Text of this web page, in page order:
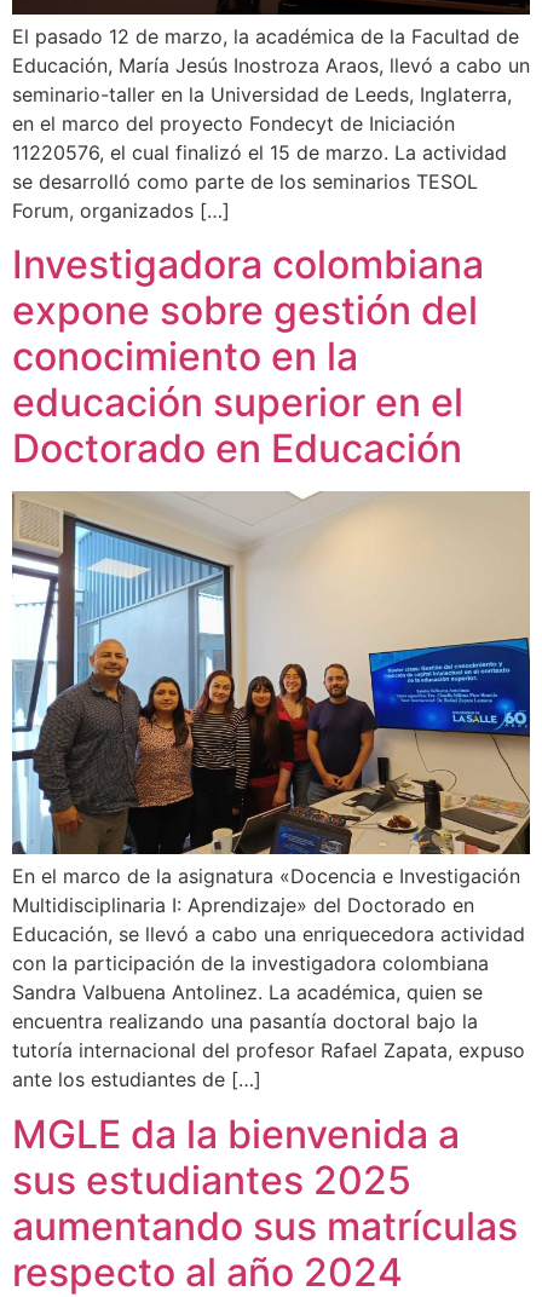
El pasado 12 de marzo, la académica de la Facultad de
Educación, María Jesús Inostroza Araos, llevó a cabo un
seminario-taller en la Universidad de Leeds, Inglaterra,
en el marco del proyecto Fondecyt de Iniciación
11220576, el cual finalizó el 15 de marzo. La actividad
se desarrolló como parte de los seminarios TESOL
Forum, organizados […]
Investigadora colombiana
expone sobre gestión del
conocimiento en la
educación superior en el
Doctorado en Educación
En el marco de la asignatura «Docencia e Investigación
Multidisciplinaria I: Aprendizaje» del Doctorado en
Educación, se llevó a cabo una enriquecedora actividad
con la participación de la investigadora colombiana
Sandra Valbuena Antolinez. La académica, quien se
encuentra realizando una pasantía doctoral bajo la
tutoría internacional del profesor Rafael Zapata, expuso
ante los estudiantes de […]
MGLE da la bienvenida a
sus estudiantes 2025
aumentando sus matrículas
respecto al año 2024